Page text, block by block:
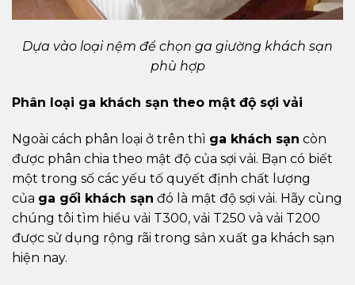
Dựa vào loại nệm để chọn ga giường khách sạn
phù hợp
Phân loại ga khách sạn theo mật độ sợi vải
Ngoài cách phân loại ở trên thì ga khách sạn còn
được phân chia theo mật độ của sợi vải. Bạn có biết
một trong số các yếu tố quyết định chất lượng
của ga gối khách sạn đó là mật độ sợi vải. Hãy cùng
chúng tôi tìm hiểu vải T300, vải T250 và vải T200
được sử dụng rộng rãi trong sản xuất ga khách sạn
hiện nay.